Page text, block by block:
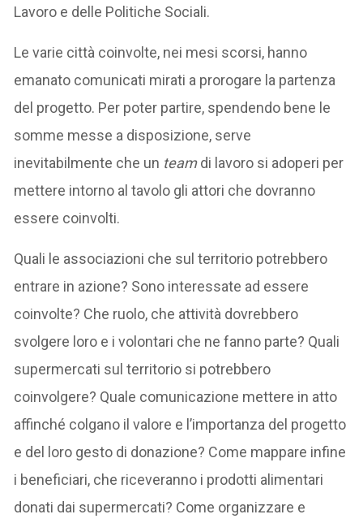
Lavoro e delle Politiche Sociali.
Le varie città coinvolte, nei mesi scorsi, hanno
emanato comunicati mirati a prorogare la partenza
del progetto. Per poter partire, spendendo bene le
somme messe a disposizione, serve
inevitabilmente che un teamdi lavoro si adoperi per
mettere intorno al tavolo gli attori che dovranno
essere coinvolti.
Quali le associazioni che sul territorio potrebbero
entrare in azione? Sono interessate ad essere
coinvolte? Che ruolo, che attività dovrebbero
svolgere loro e i volontari che ne fanno parte? Quali
supermercati sul territorio si potrebbero
coinvolgere? Quale comunicazione mettere in atto
affinché colgano il valore e l’importanza del progetto
e del loro gesto di donazione? Come mappare infine
i beneficiari, che riceveranno i prodotti alimentari
donati dai supermercati? Come organizzare e